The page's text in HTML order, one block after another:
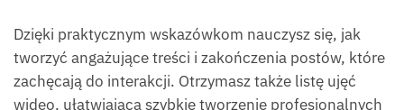
Dzięki praktycznym wskazówkom nauczysz się, jak
tworzyć angażujące treści i zakończenia postów, które
zachęcają do interakcji. Otrzymasz także listę ujęć
wideo, ułatwiającą szybkie tworzenie profesjonalnych